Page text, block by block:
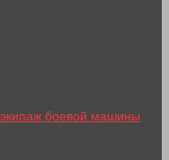
боевой машины